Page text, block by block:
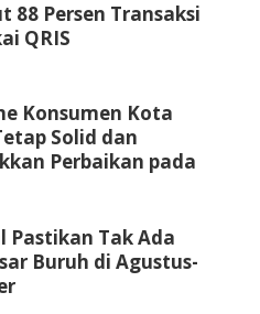
88 Persen Transaksi
QRIS
Konsumen Kota
Solid dan
Perbaikan pada
Pastikan Tak Ada
Buruh di Agustus-